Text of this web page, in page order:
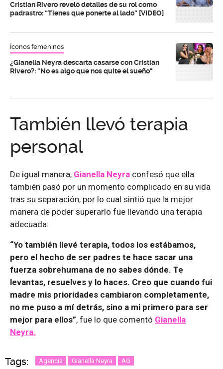
Cristian Rivero reveló detalles de su rol como
padrastro: “Tienes que ponerte al lado” [VIDEO]
Íconos femeninos
¿Gianella Neyra descarta casarse con Cristian
Rivero?: "No es algo que nos quite el sueño"
También llevó terapia
personal
De igual manera, Gianella Neyra confesó que ella
también pasó por un momento complicado en su vida
tras su separación, por lo cual sintió que la mejor
manera de poder superarlo fue llevando una terapia
adecuada.
“Yo también llevé terapia, todos los estábamos,
pero el hecho de ser padres te hace sacar una
fuerza sobrehumana de no sabes dónde. Te
levantas, resuelves y lo haces. Creo que cuando fui
madre mis prioridades cambiaron completamente,
no me puso a mí detrás, sino a mi primero para ser
mejor para ellos”, fue lo que comentó Gianella
Neyra.
Tags: Agencia Gianella Neyra AG